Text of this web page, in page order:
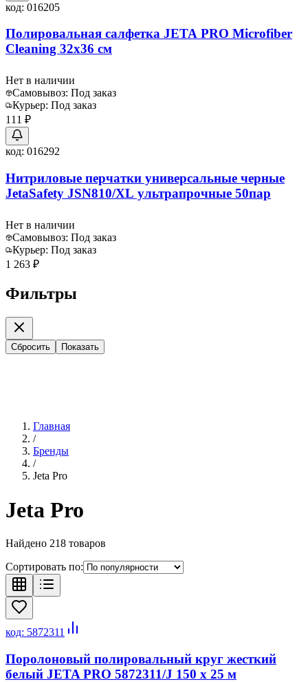
код: 016205
Полировальная салфетка JETA PRO Microfiber
Cleaning 32x36 см
Нет в наличии
Самовывоз: Под заказ
Курьер: Под заказ
111 ₽
код: 016292
Нитриловые перчатки универсальные черные
JetaSafety JSN810/XL ультрапрочные 50пар
Нет в наличии
Самовывоз: Под заказ
Курьер: Под заказ
1 263 ₽
Фильтры
Сбросить Показать
Главная
/
Бренды
/
Jeta Pro
Jeta Pro
Найдено 218 товаров
Сортировать по:
код: 5872311
Поролоновый полировальный круг жесткий
белый JETA PRO 5872311/J 150 x 25 м